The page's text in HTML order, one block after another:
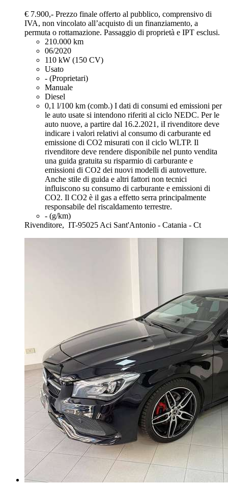
€ 7.900,- Prezzo finale offerto al pubblico, comprensivo di
IVA, non vincolato all’acquisto di un finanziamento, a
permuta o rottamazione. Passaggio di proprietà e IPT esclusi.
210.000 km
06/2020
110 kW (150 CV)
Usato
- (Proprietari)
Manuale
Diesel
0,1 l/100 km (comb.) I dati di consumi ed emissioni per
le auto usate si intendono riferiti al ciclo NEDC. Per le
auto nuove, a partire dal 16.2.2021, iI rivenditore deve
indicare i valori relativi al consumo di carburante ed
emissione di CO2 misurati con il ciclo WLTP. Il
rivenditore deve rendere disponibile nel punto vendita
una guida gratuita su risparmio di carburante e
emissioni di CO2 dei nuovi modelli di autovetture.
Anche stile di guida e altri fattori non tecnici
influiscono su consumo di carburante e emissioni di
CO2. Il CO2 è il gas a effetto serra principalmente
responsabile del riscaldamento terrestre.
- (g/km)
Rivenditore, IT-95025 Aci Sant'Antonio - Catania - Ct